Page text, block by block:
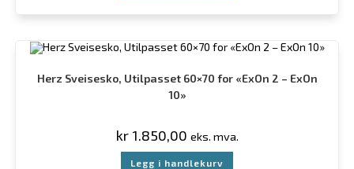
Herz Sveisesko, Utilpasset 60×70 for «ExOn 2 – ExOn
10»
kr1.850,00 eks. mva.
Legg i handlekurv